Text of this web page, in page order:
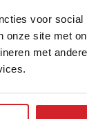
voor social
onze site met
met